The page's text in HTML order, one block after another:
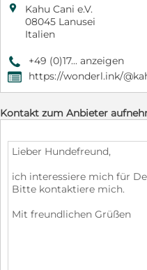

Kahu Cani e.V.
08045 Lanusei
Italien
9 +49 (0)17... anzeigen
, https://wonderl.ink/
Kontakt zum Anbieter